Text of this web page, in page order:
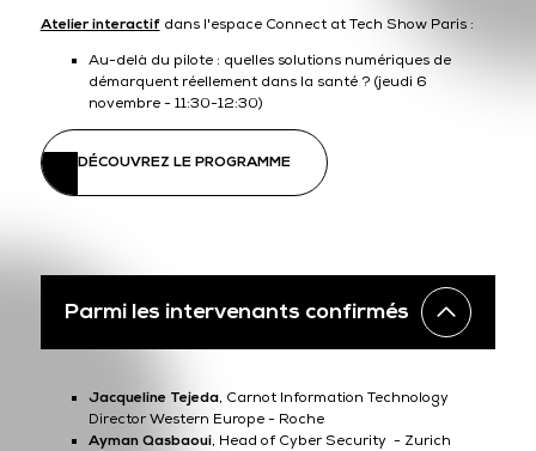
Atelier interactifdans l'espace Connect at Tech Show Paris :
Au-delà du pilote : quelles solutions numériques de
démarquent réellement dans la santé ? (jeudi 6
novembre - 11:30-12:30)
DÉCOUVREZ LE PROGRAMME
Parmi les intervenants confirmés
Jacqueline Tejeda, Carnot Information Technology
Director Western Europe - Roche
Ayman Qasbaoui, Head of Cyber Security - Zurich